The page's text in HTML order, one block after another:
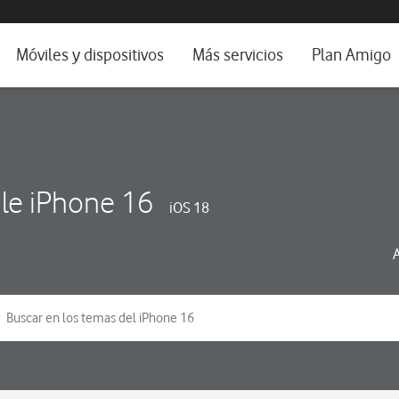
e idioma
Móviles y dispositivos Más servicios Plan Amigo
iPhone 16 iOS 18